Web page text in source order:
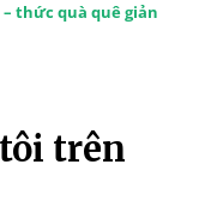
thức quà quê giản
trên